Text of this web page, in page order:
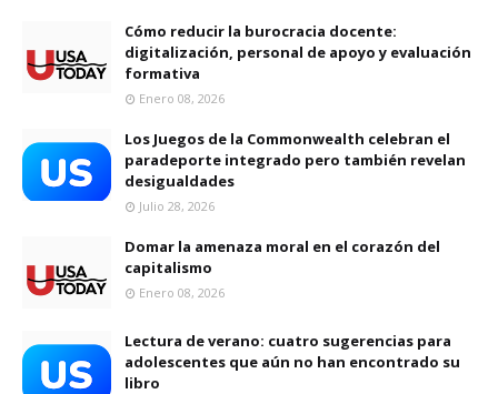
Cómo reducir la burocracia docente:
digitalización, personal de apoyo y evaluación
formativa
Enero 08, 2026
Los Juegos de la Commonwealth celebran el
paradeporte integrado pero también revelan
desigualdades
Julio 28, 2026
Domar la amenaza moral en el corazón del
capitalismo
Enero 08, 2026
Lectura de verano: cuatro sugerencias para
adolescentes que aún no han encontrado su
libro